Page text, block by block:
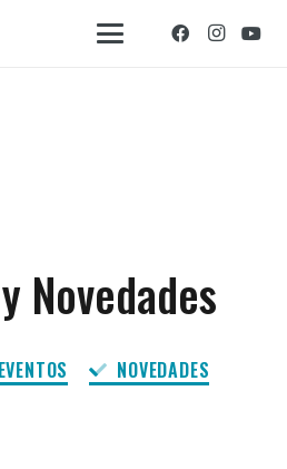
Novedades
EVENTOS NOVEDADES